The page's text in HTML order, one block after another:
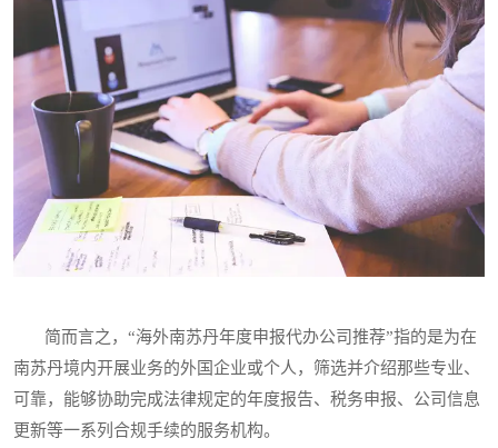
简而言之，“海外南苏丹年度申报代办公司推荐”指的是为在
南苏丹境内开展业务的外国企业或个人，筛选并介绍那些专业、
可靠，能够协助完成法律规定的年度报告、税务申报、公司信息
更新等一系列合规手续的服务机构。